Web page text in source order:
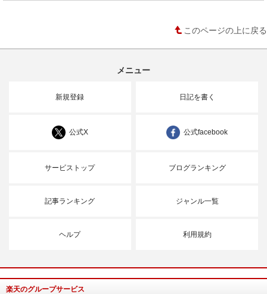
このページの上に戻る
メニュー
新規登録 日記を書く
公式X 公式facebook
サービストップ ブログランキング
記事ランキング ジャンル一覧
ヘルプ 利用規約
楽天のグループサービス